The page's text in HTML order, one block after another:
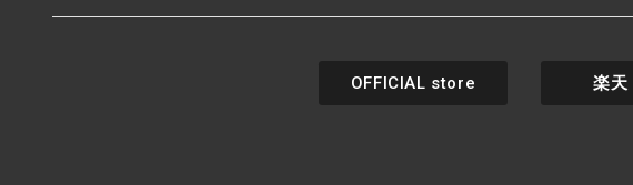
OFFICIAL store 楽天